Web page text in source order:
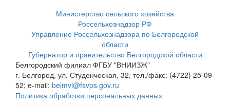
Министерство сельского хозяйства
Россельхознадзор РФ
Управление Россельхознадзора по Белгородской
области
Губернатор и правительство Белгородской области
Белгородский филиал ФГБУ "ВНИИЗЖ"
г. Белгород, ул. Студенческая, 32; тел./факс: (4722) 25-09-
52; e-mail: belmvl@fsvps.gov.ru
Политика обработки персональных данных